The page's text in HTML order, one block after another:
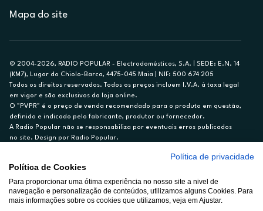
Mapa do site
© 2004-2026, RADIO POPULAR - Electrodomésticos, S.A. | SEDE: E.N. 14
(KM7), Lugar do Chiolo-Barca, 4475-045 Maia | NIF: 500 674 205
Todos os direitos reservados. Todos os preços incluem I.V.A. à taxa legal
em vigor e são exclusivos da loja online.
O "PVPR" é o preço de venda recomendado para o produto em questão,
definido e indicado pelo fabricante, produtor ou fornecedor.
A Radio Popular não se responsabiliza por eventuais erros publicados
no site. Design por Radio Popular.
Ex. para limite de crédito de €1.500, reembolsado em 12 meses, TAN
14,79%.
Crédito sujeito a aprovação pelo Cetelem, marca BNP Paribas Personal
Finance, S.A., Sucursal em Portugal. Informe-se no 21 721 90 00 (dias
Política de privacidade
Política de Cookies
Para proporcionar uma ótima experiência no nosso site a nivel de
navegação e personalização de conteúdos, utilizamos alguns Cookies. Para
mais informações sobre os cookies que utilizamos, veja em Ajustar.